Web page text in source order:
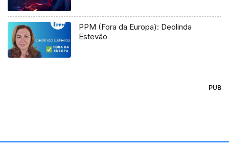
PPM (Fora da Europa): Deolinda
Estevão
PUB